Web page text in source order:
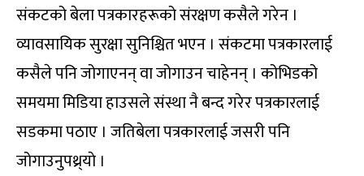
संकटको बेला पत्रकारहरूको संरक्षण कसैले गरेन ।
व्यावसायिक सुरक्षा सुनिश्चित भएन । संकटमा पत्रकारलाई
कसैले पनि जोगाएनन् वा जोगाउन चाहेनन् । कोभिडको
समयमा मिडिया हाउसले संस्था नै बन्द गरेर पत्रकारलाई
सडकमा पठाए । जतिबेला पत्रकारलाई जसरी पनि
जोगाउनुपथ्र्याे ।